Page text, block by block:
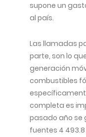
supone un
al país.
Las llamadas
parte, son lo
generación
combustibles
completa es
pasado año se
fuentes 4 493.8